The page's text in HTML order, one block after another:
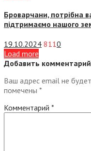
Броварчани, потрібна
підтримаємо нашого
19.10.2024 8110
Load more
Добавить комментарий
Ваш адрес email не
помечены *
Комментарий *